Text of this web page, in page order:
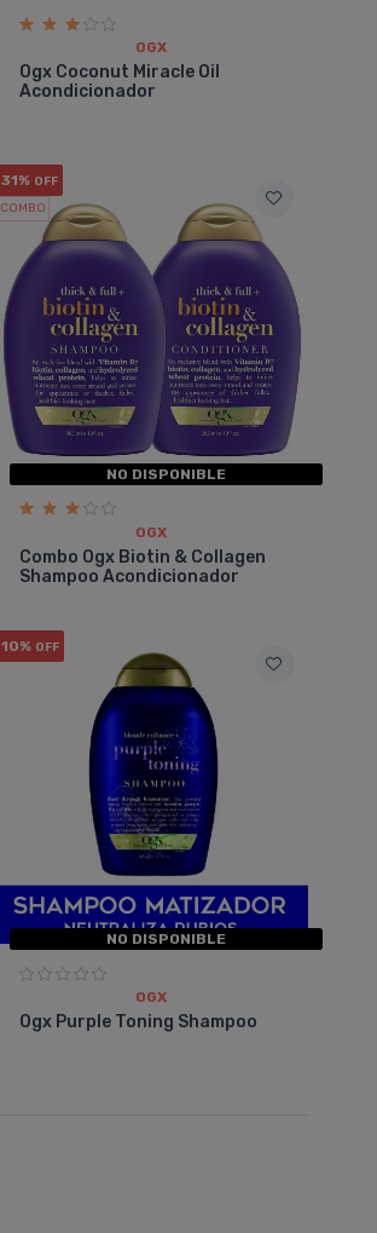
OGX
Ogx Coconut Miracle Oil
Acondicionador
31% OFF
COMBO
NO DISPONIBLE
OGX
Combo Ogx Biotin & Collagen
Shampoo Acondicionador
10% OFF
NO DISPONIBLE
OGX
Ogx Purple Toning Shampoo